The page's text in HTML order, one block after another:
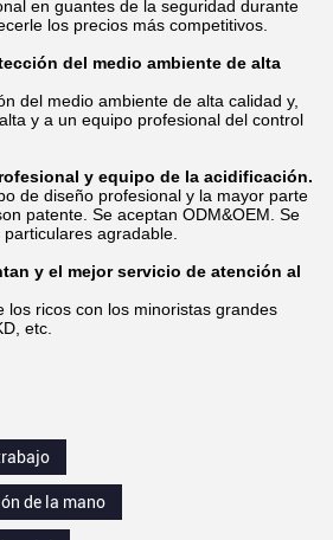
en guantes de la seguridad durante
los precios más competitivos.
del medio ambiente de alta
del medio ambiente de alta calidad y,
y a un equipo profesional del control
y equipo de la acidificación.
de diseño profesional y la mayor parte
patente. Se aceptan ODM&OEM. Se
agradable.
y el mejor servicio de atención al
los ricos con los minoristas grandes
etc.
de la mano